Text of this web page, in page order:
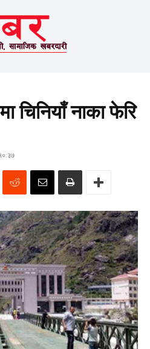
चिनियाँ नाका फेरि